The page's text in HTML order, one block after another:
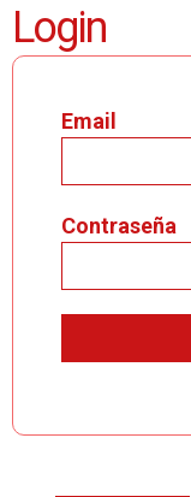
Login
Email
Contraseña